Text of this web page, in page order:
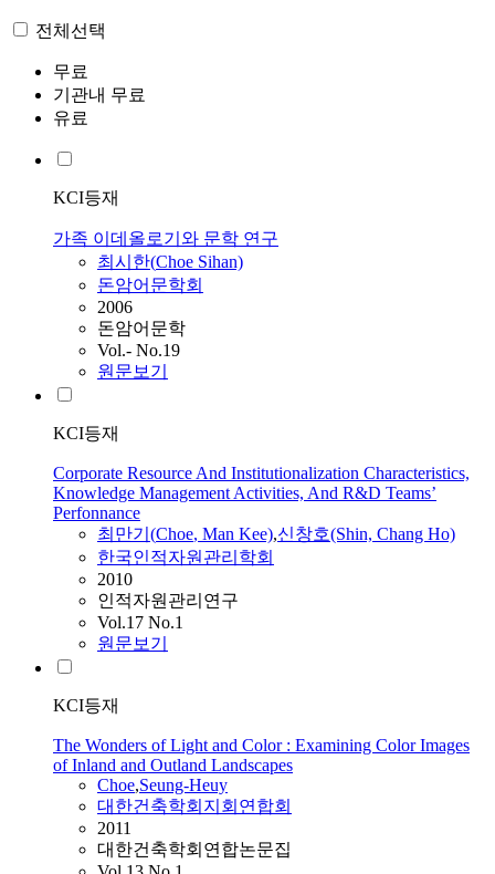
전체선택
무료
기관내 무료
유료
KCI등재
가족 이데올로기와 문학 연구
최시한(Choe Sihan)
돈암어문학회
2006
돈암어문학
Vol.- No.19
원문보기
KCI등재
Corporate Resource And Institutionalization Characteristics,
Knowledge Management Activities, And R&D Teams’
Perfonnance
최만기(Choe, Man Kee),신창호(Shin, Chang Ho)
한국인적자원관리학회
2010
인적자원관리연구
Vol.17 No.1
원문보기
KCI등재
The Wonders of Light and Color : Examining Color Images
of Inland and Outland Landscapes
Choe,Seung-Heuy
대한건축학회지회연합회
2011
대한건축학회연합논문집